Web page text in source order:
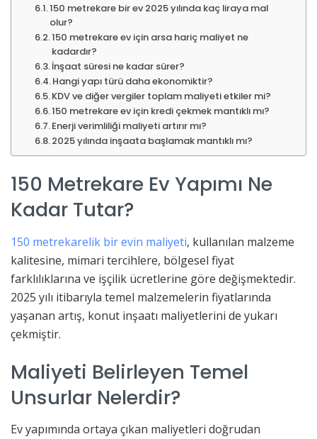
150 metrekare bir ev 2025 yılında kaç liraya mal
olur?
150 metrekare ev için arsa hariç maliyet ne
kadardır?
İnşaat süresi ne kadar sürer?
Hangi yapı türü daha ekonomiktir?
KDV ve diğer vergiler toplam maliyeti etkiler mi?
150 metrekare ev için kredi çekmek mantıklı mı?
Enerji verimliliği maliyeti artırır mı?
2025 yılında inşaata başlamak mantıklı mı?
150 Metrekare Ev Yapımı Ne
Kadar Tutar?
150 metrekarelik bir evin maliyeti, kullanılan malzeme
kalitesine, mimari tercihlere, bölgesel fiyat
farklılıklarına ve işçilik ücretlerine göre değişmektedir.
2025 yılı itibarıyla temel malzemelerin fiyatlarında
yaşanan artış, konut inşaatı maliyetlerini de yukarı
çekmiştir.
Maliyeti Belirleyen Temel
Unsurlar Nelerdir?
Ev yapımında ortaya çıkan maliyetleri doğrudan